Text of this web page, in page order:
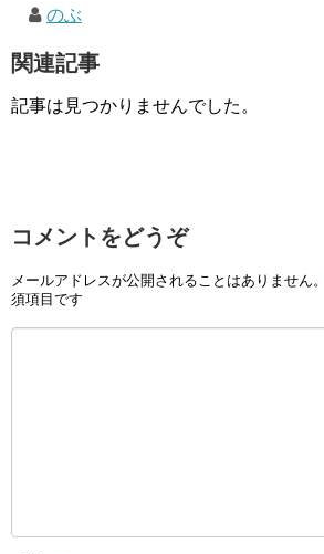
のぶ
関連記事
記事は見つかりませんでした。
コメントをどうぞ
メールアドレスが公開されることはありません。
須項目です